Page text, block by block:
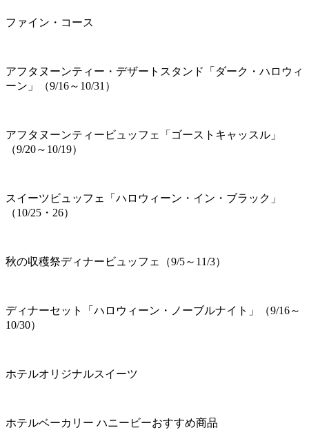
ファイン・コース
アフタヌーンティー・デザートスタンド「ダーク・ハロウィ
ーン」（9/16～10/31）
アフタヌーンティービュッフェ「ゴーストキャッスル」
（9/20～10/19）
スイーツビュッフェ「ハロウィーン・イン・ブラック」
（10/25・26）
秋の収穫祭ディナービュッフェ（9/5～11/3）
ディナーセット「ハロウィーン・ノーブルナイト」（9/16～
10/30）
ホテルオリジナルスイーツ
ホテルベーカリー ハニービーおすすめ商品